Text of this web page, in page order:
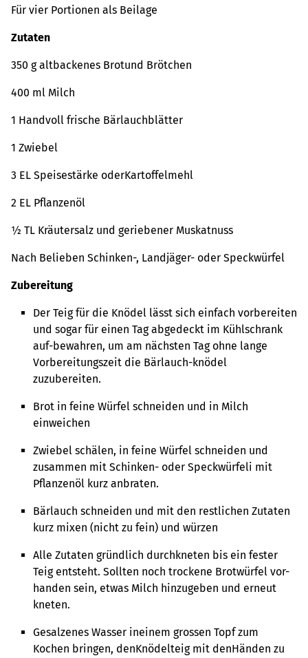
Für vier Portionen als Beilage
Zutaten
350 g altbackenes Brotund Brötchen
400 ml Milch
1 Handvoll frische Bärlauchblätter
1 Zwiebel
3 EL Speisestärke oderKartoffelmehl
2 EL Pflanzenöl
½ TL Kräutersalz und geriebener Muskatnuss
Nach Belieben Schinken-, Landjäger- oder Speckwürfel
Zubereitung
Der Teig für die Knödel lässt sich einfach vorbereiten
und sogar für einen Tag abgedeckt im Kühlschrank
auf-bewahren, um am nächsten Tag ohne lange
Vorbereitungszeit die Bärlauch-knödel
zuzubereiten.
Brot in feine Würfel schneiden und in Milch
einweichen
Zwiebel schälen, in feine Würfel schneiden und
zusammen mit Schinken- oder Speckwürfeli mit
Pflanzenöl kurz anbraten.
Bärlauch schneiden und mit den restlichen Zutaten
kurz mixen (nicht zu fein) und würzen
Alle Zutaten gründlich durchkneten bis ein fester
Teig entsteht. Sollten noch trockene Brotwürfel vor-
handen sein, etwas Milch hinzugeben und erneut
kneten.
Gesalzenes Wasser ineinem grossen Topf zum
Kochen bringen, denKnödelteig mit denHänden zu